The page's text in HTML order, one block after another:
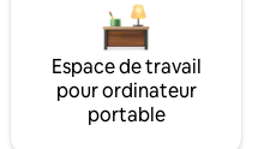
Espace de travail
pour ordinateur
portable